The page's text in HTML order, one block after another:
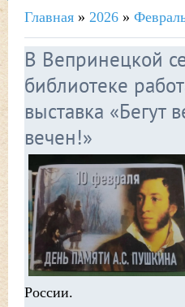
Главная » 2026 »
В Вепринецкой
библиотеке
выставка «Бегут
вечен!»
России.